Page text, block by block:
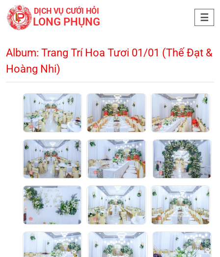
DỊCH VỤ CƯỚI HỎI
LONG PHỤNG
Album: Trang Trí Hoa Tươi 01/01 (Thế Đạt &
Hoàng Nhi)